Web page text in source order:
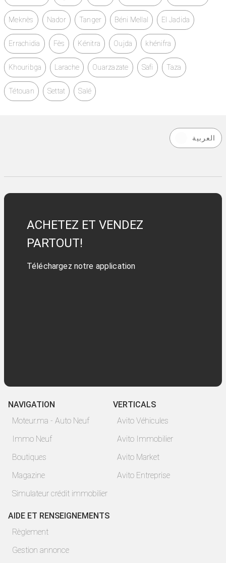
Meknès Nador Tanger Béni Mellal El Jadida
Errachidia Fès Kénitra Oujda khénifra
Khouribga Larache Ouarzazate Safi Taza
Tétouan Settat Salé
العربية
ACHETEZ ET VENDEZ
PARTOUT!
Téléchargez notre application
NAVIGATION
Moteur.ma - Auto Neuf
Immo Neuf
Boutiques
Magazine
Simulateur crédit immobilier
VERTICALS
Avito Véhicules
Avito Immobilier
Avito Market
Avito Entreprise
AIDE ET RENSEIGNEMENTS
Règlement
Gestion annonce